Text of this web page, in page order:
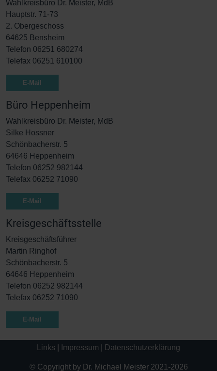
Wahlkreisbüro Dr. Meister, MdB
Hauptstr. 71-73
2. Obergeschoss
64625 Bensheim
Telefon 06251 680274
Telefax 06251 610100
E-Mail
Büro Heppenheim
Wahlkreisbüro Dr. Meister, MdB
Silke Hossner
Schönbacherstr. 5
64646 Heppenheim
Telefon 06252 982144
Telefax 06252 71090
E-Mail
Kreisgeschäftsstelle
Kreisgeschäftsführer
Martin Ringhof
Schönbacherstr. 5
64646 Heppenheim
Telefon 06252 982144
Telefax 06252 71090
E-Mail
Links Impressum Datenschutzerklärung
© Copyright by Dr. Michael Meister 2021-2026